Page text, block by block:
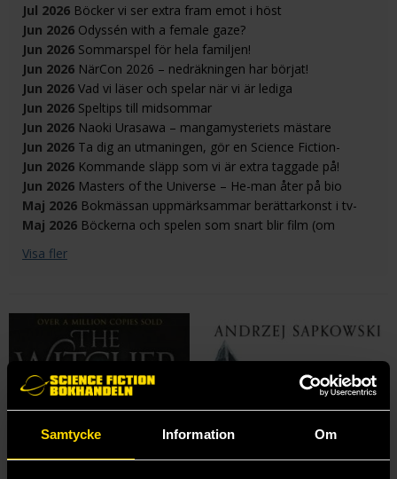
Samtycke Information Om
Jul 2026 Böcker vi ser extra fram emot i höst
Jun 2026 Odyssén with a female gaze?
Jun 2026 Sommarspel för hela familjen!
Jun 2026 NärCon 2026 – nedräkningen har börjat!
Jun 2026 Vad vi läser och spelar när vi är lediga
Jun 2026 Speltips till midsommar
Jun 2026 Naoki Urasawa – mangamysteriets mästare
Jun 2026 Ta dig an utmaningen, gör en Science Fiction-
Bokhandeln klassiker!
Jun 2026 Kommande släpp som vi är extra taggade på!
Jun 2026 Masters of the Universe – He-man åter på bio
Maj 2026 Bokmässan uppmärksammar berättarkonst i tv-
spel
Maj 2026 Böckerna och spelen som snart blir film (om
Visa fler